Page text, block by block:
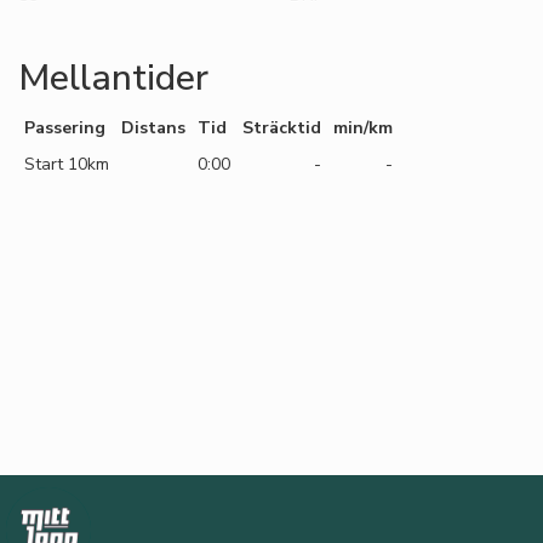
Mellantider
Passering Distans Tid Sträcktid
min/km
Start 10km
0:00 - -